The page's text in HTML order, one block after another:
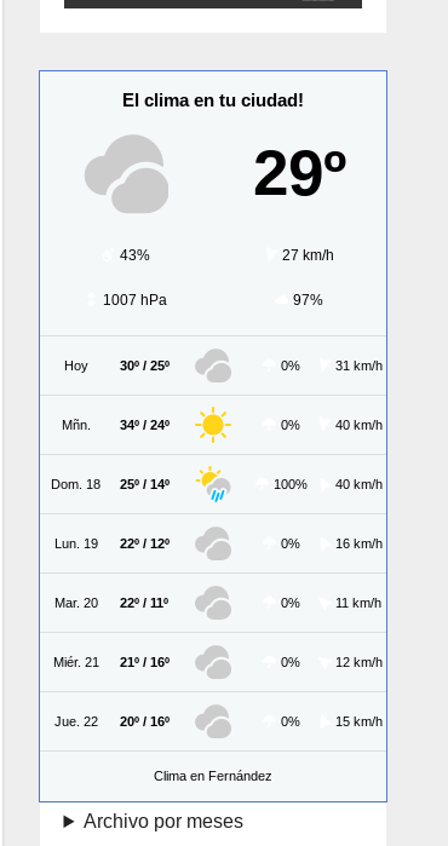
El clima en tu ciudad!
29º
43% 27 km/h
1007 hPa 97%
Hoy 30º / 25º 0% 31 km/h
Mñn. 34º / 24º 0% 40 km/h
Dom. 18 25º / 14º 100% 40 km/h
Lun. 19 22º / 12º 0% 16 km/h
Mar. 20 22º / 11º 0% 11 km/h
Miér. 21 21º / 16º 0% 12 km/h
Jue. 22 20º / 16º 0% 15 km/h
Clima en Fernández
Archivo por meses